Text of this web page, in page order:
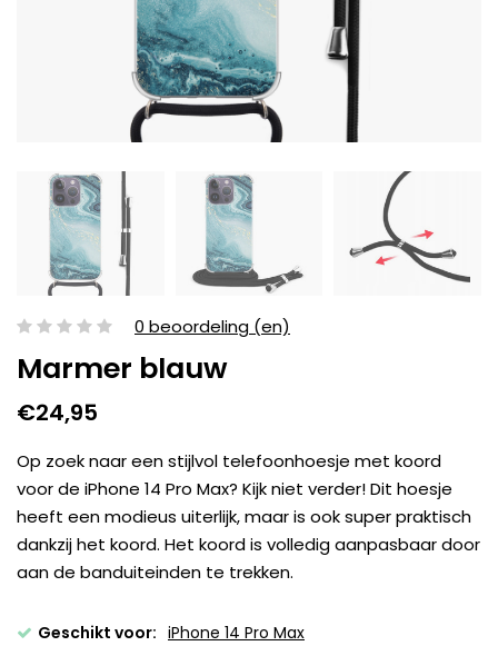
0 beoordeling (en)
Marmer blauw
€24,95
Op zoek naar een stijlvol telefoonhoesje met koord
voor de iPhone 14 Pro Max? Kijk niet verder! Dit hoesje
heeft een modieus uiterlijk, maar is ook super praktisch
dankzij het koord. Het koord is volledig aanpasbaar door
aan de banduiteinden te trekken.
Geschikt voor: iPhone 14 Pro Max